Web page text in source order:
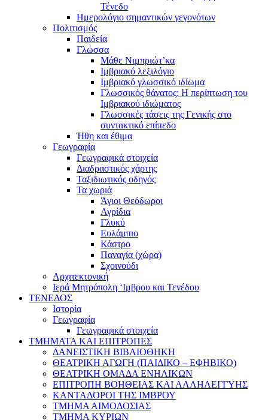
Τένεδο
Ημερολόγιο σημαντικών γεγονότων
Πολιτισμός
Παιδεία
Γλώσσα
Μάθε Νιμπριώτ’κα
Ιμβριακό λεξιλόγιο
Ιμβριακό γλωσσικό ιδίωμα
Γλωσσικός θάνατος: Η περίπτωση του
Ιμβριακού ιδιώματος
Γλωσσικές τάσεις της Γενικής στο
συντακτικό επίπεδο
Ήθη και έθιμα
Γεωγραφία
Γεωγραφικά στοιχεία
Διαδραστικός χάρτης
Ταξιδιωτικός οδηγός
Τα χωριά
Άγιοι Θεόδωροι
Αγρίδια
Γλυκύ
Ευλάμπιο
Κάστρο
Παναγία (χώρα)
Σχοινούδι
Αρχιτεκτονική
Ιερά Μητρόπολη ‘Ιμβρου και Τενέδου
ΤΕΝΕΔΟΣ
Ιστορία
Γεωγραφία
Γεωγραφικά στοιχεία
ΤΜΗΜΑΤΑ ΚΑΙ ΕΠΙΤΡΟΠΕΣ
ΔΑΝΕΙΣΤΙΚΗ ΒΙΒΛΙΟΘΗΚΗ
ΘΕΑΤΡΙΚΗ ΑΓΩΓΗ (ΠΑΙΔΙΚΟ – ΕΦΗΒΙΚΟ)
ΘΕΑΤΡΙΚΗ ΟΜΑΔΑ ΕΝΗΛΙΚΩΝ
ΕΠΙΤΡΟΠΗ ΒΟΗΘΕΙΑΣ ΚΑΙ ΑΛΛΗΛΕΓΓΥΗΣ
ΚΑΝΤΑΔΟΡΟΙ ΤΗΣ ΙΜΒΡΟΥ
ΤΜΗΜΑ ΑΙΜΟΔΟΣΙΑΣ
ΤΜΗΜΑ ΚΥΡΙΩΝ